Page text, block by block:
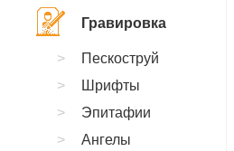
Гравировка
Пескоструй
Шрифты
Эпитафии
Ангелы